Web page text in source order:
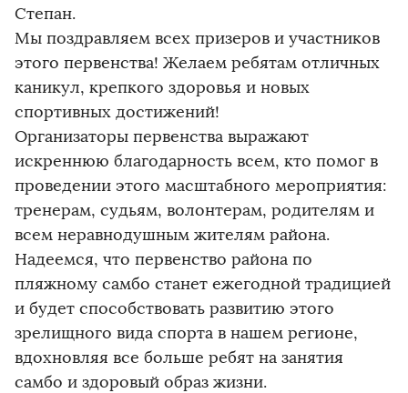
Степан.
Мы поздравляем всех призеров и участников
этого первенства! Желаем ребятам отличных
каникул, крепкого здоровья и новых
спортивных достижений!
Организаторы первенства выражают
искреннюю благодарность всем, кто помог в
проведении этого масштабного мероприятия:
тренерам, судьям, волонтерам, родителям и
всем неравнодушным жителям района.
Надеемся, что первенство района по
пляжному самбо станет ежегодной традицией
и будет способствовать развитию этого
зрелищного вида спорта в нашем регионе,
вдохновляя все больше ребят на занятия
самбо и здоровый образ жизни.